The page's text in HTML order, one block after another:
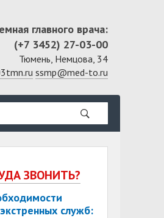
главного врача:
(+7 3452) 27-03-00
Тюмень, Немцова, 34
ssmp@med-to.ru
ЗВОНИТЬ?
служб: